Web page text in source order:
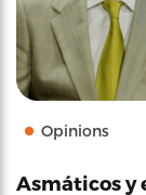
Opinions
Asmáticos y